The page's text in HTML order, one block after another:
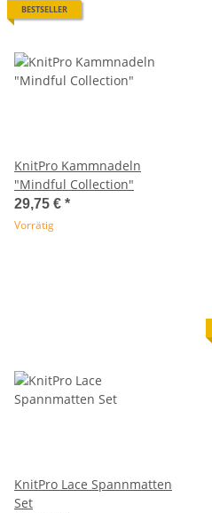
BESTSELLER
KnitPro Kammnadeln
"Mindful Collection"
29,75 € *
Vorrätig
KnitPro Lace Spannmatten
Set